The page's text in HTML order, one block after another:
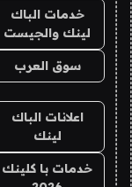
خدمات الباك
لينك والجيست
سوق العرب
اعلانات الباك
لينك
خدمات با كلينك